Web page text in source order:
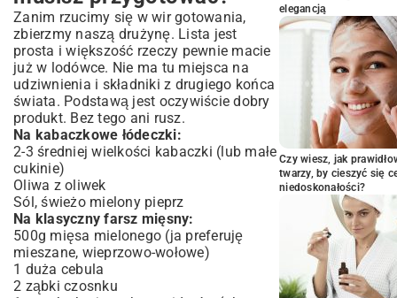
Zanim rzucimy się w wir gotowania,
zbierzmy naszą drużynę. Lista jest
prosta i większość rzeczy pewnie macie
już w lodówce. Nie ma tu miejsca na
udziwnienia i składniki z drugiego końca
świata. Podstawą jest oczywiście dobry
produkt. Bez tego ani rusz.
Na kabaczkowe łódeczki:
2-3 średniej wielkości kabaczki (lub małe
cukinie)
Oliwa z oliwek
Sól, świeżo mielony pieprz
Na klasyczny farsz mięsny:
500g mięsa mielonego (ja preferuję
mieszane, wieprzowo-wołowe)
1 duża cebula
2 ząbki czosnku
elegancją
Czy wiesz, jak
twarzy, by cieszyć się
niedoskonałości?